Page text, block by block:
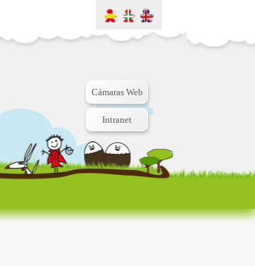
Cámaras Web
Intranet